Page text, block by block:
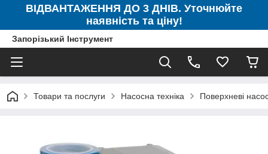
ВІДВАНТАЖЕННЯ ДО 3 ДНІВ. Уточнюйте
наявність та ціну!
Запорізький Інструмент
Товари та послуги Насосна техніка Поверхневі